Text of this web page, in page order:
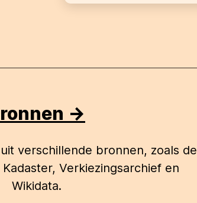
->
verschillende bronnen, zoals de
Verkiezingsarchief en
Wikidata.